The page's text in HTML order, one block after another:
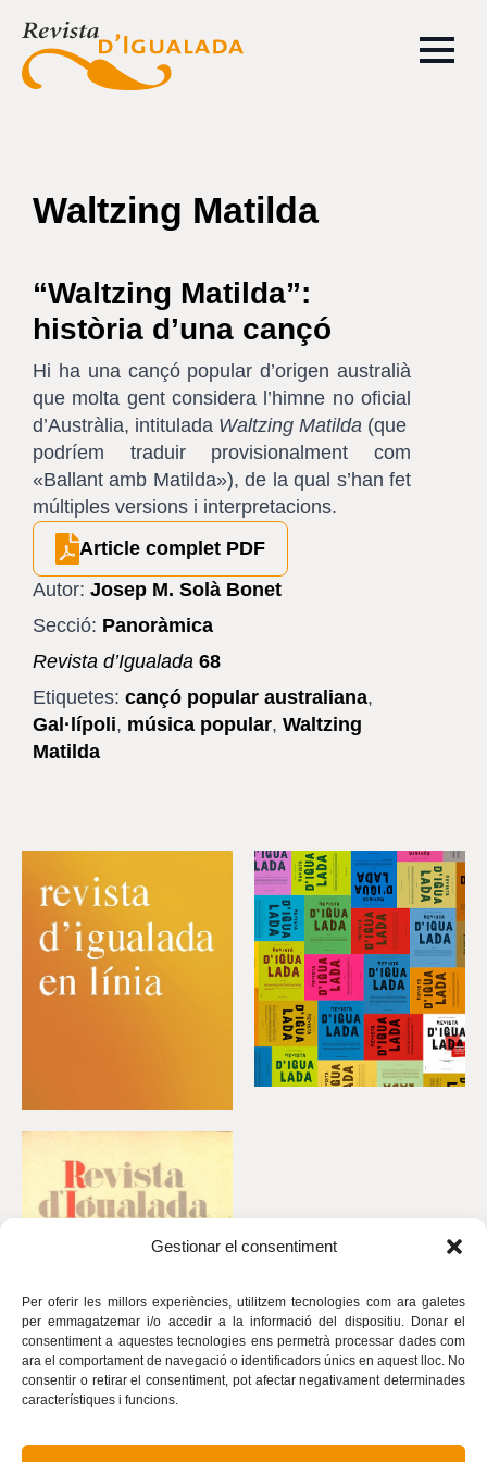
Gestionar el consentiment
Per oferir les millors experiències, utilitzem tecnologies com ara galetes
per emmagatzemar i/o accedir a la informació del dispositiu. Donar el
consentiment a aquestes tecnologies ens permetrà processar dades com
ara el comportament de navegació o identificadors únics en aquest lloc. No
consentir o retirar el consentiment, pot afectar negativament determinades
característiques i funcions.
Waltzing Matilda
“Waltzing Matilda”:
història d’una cançó
Hi ha una cançó popular d’origen australià
que molta gent considera l’himne no oficial
d’Austràlia, intitulada Waltzing Matilda (que
podríem traduir provisionalment com
«Ballant amb Matilda»), de la qual s’han fet
múltiples versions i interpretacions.
Article complet PDF
Autor: Josep M. Solà Bonet
Secció: Panoràmica
Revista d’Igualada 68
Etiquetes: cançó popular australiana,
Gal·lípoli, música popular, Waltzing
Matilda